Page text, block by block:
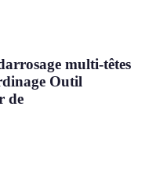
multi-têtes
Outil
de